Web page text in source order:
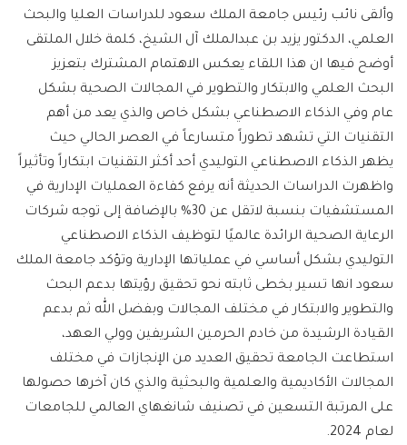
وألقى نائب رئيس جامعة الملك سعود للدراسات العليا والبحث
العلمي، الدكتور يزيد بن عبدالملك آل الشيخ، كلمة خلال الملتقى
أوضح فيها ان هذا اللقاء يعكس الاهتمام المشترك بتعزيز
البحث العلمي والابتكار والتطوير في المجالات الصحية بشكل
عام وفي الذكاء الاصطناعي بشكل خاص والذي يعد من أهم
التقنيات التي تشهد تطوراً متسارعاً في العصر الحالي حيث
يظهر الذكاء الاصطناعي التوليدي أحد أكثر التقنيات ابتكاراً وتأثيراً
واظهرت الدراسات الحديثة أنه يرفع كفاءة العمليات الإدارية في
المستشفيات بنسبة لاتقل عن 30% بالإضافة إلى توجه شركات
الرعاية الصحية الرائدة عالميًا لتوظيف الذكاء الاصطناعي
التوليدي بشكل أساسي في عملياتها الإدارية وتؤكد جامعة الملك
سعود انها تسير بخطى ثابته نحو تحقيق رؤيتها بدعم البحث
والتطوير والابتكار في مختلف المجالات وبفضل الله ثم بدعم
القيادة الرشيدة من خادم الحرمين الشريفين وولي العهد،
استطاعت الجامعة تحقيق العديد من الإنجازات في مختلف
المجالات الأكاديمية والعلمية والبحثية والذي كان آخرها حصولها
على المرتبة التسعين في تصنيف شانغهاي العالمي للجامعات
لعام 2024.